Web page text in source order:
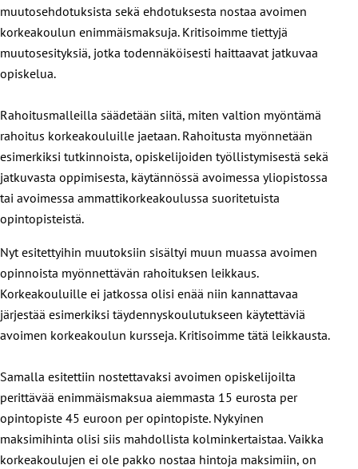
muutosehdotuksista sekä ehdotuksesta nostaa avoimen
korkeakoulun enimmäismaksuja. Kritisoimme tiettyjä
muutosesityksiä, jotka todennäköisesti haittaavat jatkuvaa
opiskelua.
Rahoitusmalleilla säädetään siitä, miten valtion myöntämä
rahoitus korkeakouluille jaetaan. Rahoitusta myönnetään
esimerkiksi tutkinnoista, opiskelijoiden työllistymisestä sekä
jatkuvasta oppimisesta, käytännössä avoimessa yliopistossa
tai avoimessa ammattikorkeakoulussa suoritetuista
opintopisteistä.
Nyt esitettyihin muutoksiin sisältyi muun muassa avoimen
opinnoista myönnettävän rahoituksen leikkaus.
Korkeakouluille ei jatkossa olisi enää niin kannattavaa
järjestää esimerkiksi täydennyskoulutukseen käytettäviä
avoimen korkeakoulun kursseja. Kritisoimme tätä leikkausta.
Samalla esitettiin nostettavaksi avoimen opiskelijoilta
perittävää enimmäismaksua aiemmasta 15 eurosta per
opintopiste 45 euroon per opintopiste. Nykyinen
maksimihinta olisi siis mahdollista kolminkertaistaa. Vaikka
korkeakoulujen ei ole pakko nostaa hintoja maksimiin, on